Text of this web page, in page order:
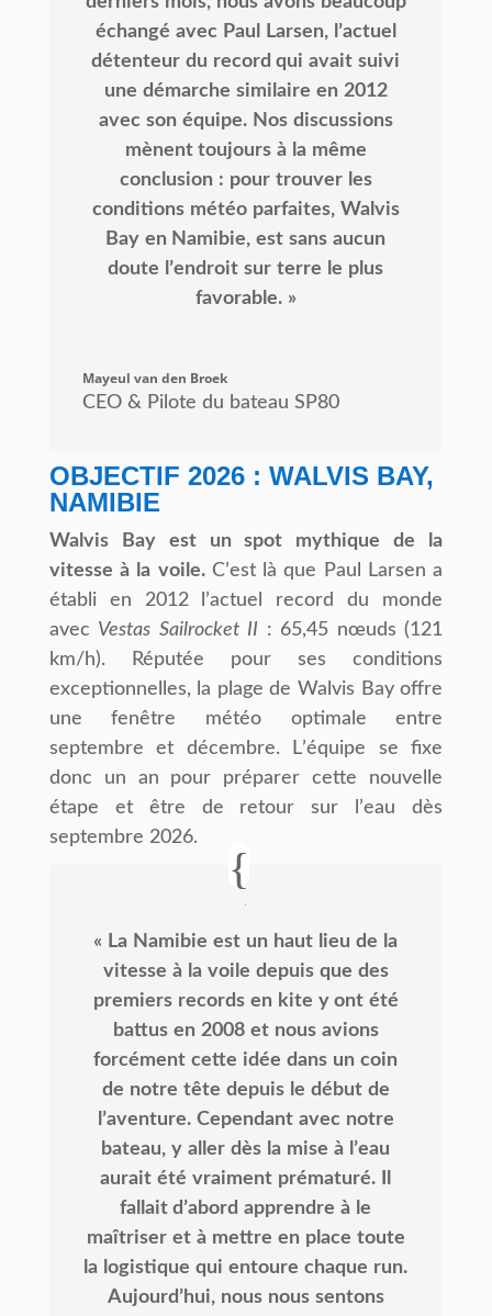
échangé avec Paul Larsen, lʼactuel
détenteur du recordqui avait suivi
une démarche similaire en 2012
avec son équipe. Nos discussions
mènent toujours à la même
conclusion : pour trouver les
conditions météo parfaites, Walvis
Bay en Namibie, est sans aucun
doute
lʼendroit sur terre le plus
favorable. »
Mayeul van den Broek
CEO & Pilote du bateau SP80
OBJECTIF 2026 : WALVIS BAY,
NAMIBIE
Walvis Bay est un spot mythique de
la
vitesse à la voile.Cʼest là que Paul Larsen a
établi en 2012 lʼactuel record du monde
avec Vestas Sailrocket II : 65,45 nœuds (121
km/h). Réputée pour ses conditions
exceptionnelles, la plage de Walvis Bay offre
une fenêtre météo optimale entre
septembre et décembre. Lʼéquipe se fixe
donc un an pour préparer cette nouvelle
étape et être de retour sur lʼeau dès
septembre 2026.
« La Namibie est un haut lieu de la
vitesse à la voile depuis que des
premiers records en kite y ont été
battus en 2008 et nous avions
forcément cette idée dans un coin
de notre tête depuis le début de
lʼaventure. Cependant avec notre
bateau, y aller dès la mise à
lʼeau
aurait été vraiment prématuré.
fallaitdʼabord apprendre à le
maîtriser et à mettre en place toute
la logistique qui entoure chaque run.
Aujourdʼhui, nous nous sentons